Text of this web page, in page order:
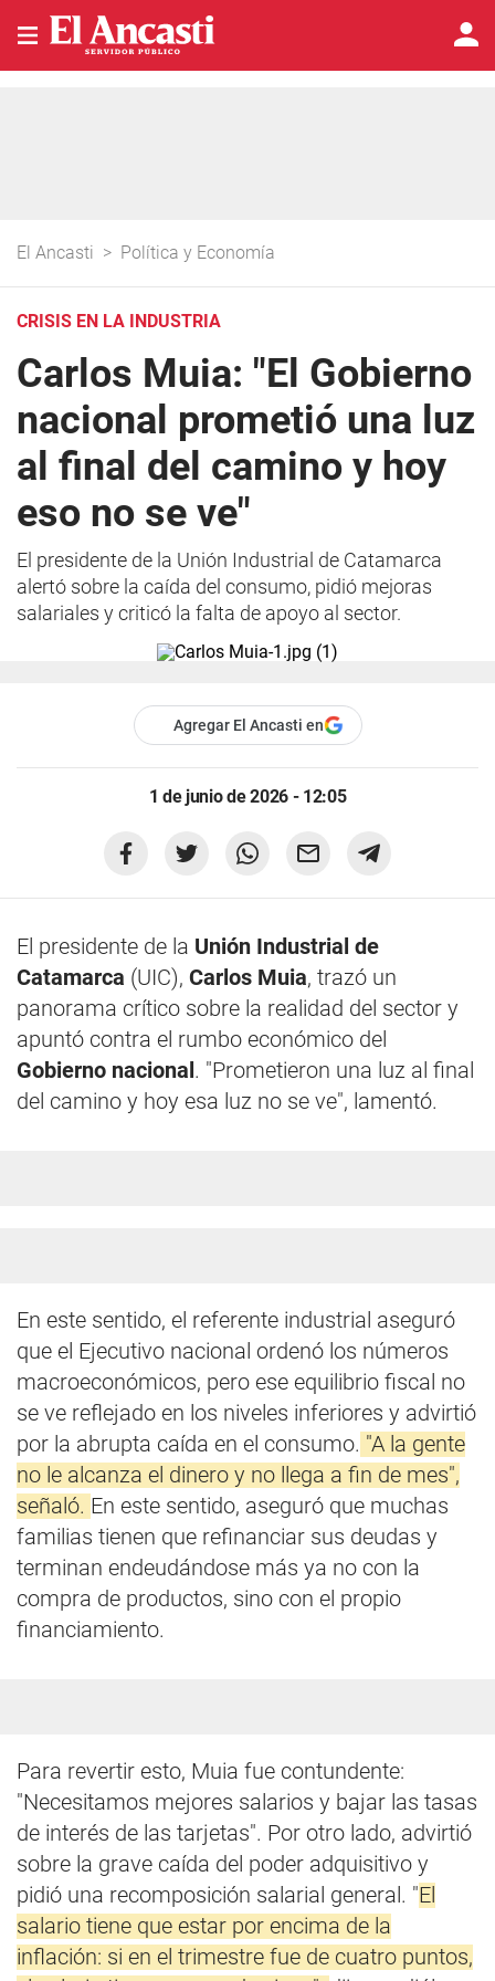
El Ancasti > Política y Economía
CRISIS EN LA INDUSTRIA
Carlos Muia: "El Gobierno
nacional prometió una luz
al final del camino y hoy
eso no se ve"
El presidente de la Unión Industrial de Catamarca
alertó sobre la caída del consumo, pidió mejoras
salariales y criticó la falta de apoyo al sector.
Agregar El Ancasti en
1 de junio de 2026 - 12:05
El presidente de la Unión Industrial de
Catamarca (UIC), Carlos Muia, trazó un
panorama crítico sobre la realidad del sector y
apuntó contra el rumbo económico del
Gobierno nacional . "Prometieron una luz al final
del camino y hoy esa luz no se ve", lamentó.
En este sentido, el referente industrial aseguró
que el Ejecutivo nacional ordenó los números
macroeconómicos, pero ese equilibrio fiscal no
se ve reflejado en los niveles inferiores y advirtió
por la abrupta caída en el consumo. "A la gente
no le alcanza el dinero y no llega a fin de mes",
señaló. En este sentido, aseguró que muchas
familias tienen que refinanciar sus deudas y
terminan endeudándose más ya no con la
compra de productos, sino con el propio
financiamiento.
Para revertir esto, Muia fue contundente:
"Necesitamos mejores salarios y bajar las tasas
de interés de las tarjetas". Por otro lado, advirtió
sobre la grave caída del poder adquisitivo y
pidió una recomposición salarial general. "El
salario tiene que estar por encima de la
inflación: si en el trimestre fue de cuatro puntos,